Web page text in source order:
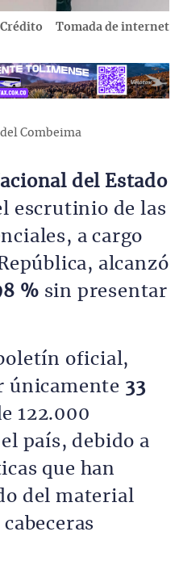
Crédito Tomada de internet
del Combeima
del Estado
escrutinio de las
a cargo
alcanzó
% sin presentar
oficial,
únicamente 33
122.000
país, debido a
que han
del material